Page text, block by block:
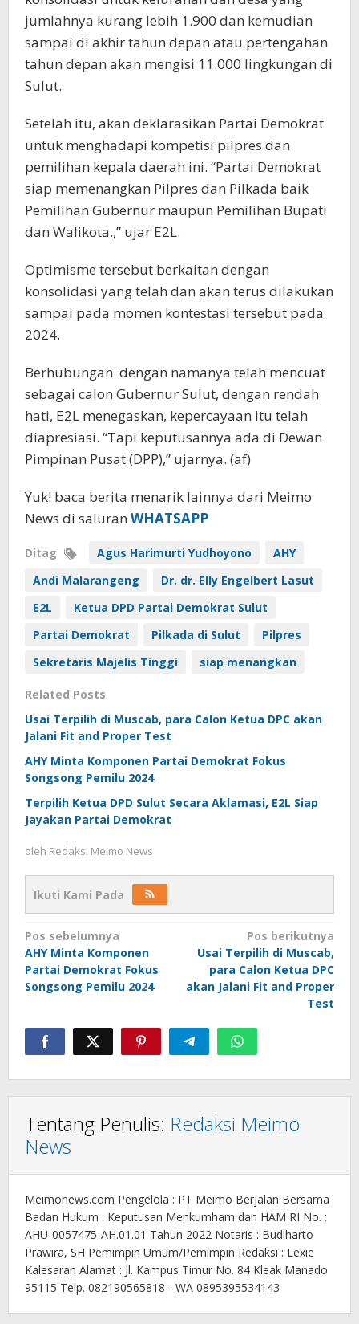
jumlahnya kurang lebih 1.900 dan kemudian
sampai di akhir tahun depan atau pertengahan
tahun depan akan mengisi 11.000 lingkungan di
Sulut.
Setelah itu, akan deklarasikan Partai Demokrat
untuk menghadapi kompetisi pilpres dan
pemilihan kepala daerah ini. “Partai Demokrat
siap memenangkan Pilpres dan Pilkada baik
Pemilihan Gubernur maupun Pemilihan Bupati
dan Walikota.,” ujar E2L.
Optimisme tersebut berkaitan dengan
konsolidasi yang telah dan akan terus dilakukan
sampai pada momen kontestasi tersebut pada
2024.
Berhubungan dengan namanya telah mencuat
sebagai calon Gubernur Sulut, dengan rendah
hati, E2L menegaskan, kepercayaan itu telah
diapresiasi. “Tapi keputusannya ada di Dewan
Pimpinan Pusat (DPP),” ujarnya. (af)
Yuk! baca berita menarik lainnya dari Meimo
News di saluran WHATSAPP
Ditag Agus Harimurti Yudhoyono
AHY
Andi Malarangeng
Dr. dr. Elly Engelbert Lasut
E2L
Ketua DPD Partai Demokrat Sulut
Partai Demokrat
Pilkada di Sulut
Pilpres
Sekretaris Majelis Tinggi
siap menangkan
Related Posts
Usai Terpilih di Muscab, para Calon Ketua DPC akan
Jalani Fit and Proper Test
AHY Minta Komponen Partai Demokrat Fokus
Songsong Pemilu 2024
Terpilih Ketua DPD Sulut Secara Aklamasi, E2L Siap
Jayakan Partai Demokrat
oleh Redaksi Meimo News
Ikuti Kami Pada
Navigasi
pos
Pos sebelumnya
AHY Minta Komponen
Partai Demokrat Fokus
Songsong Pemilu 2024
Pos berikutnya
Usai Terpilih di Muscab,
para Calon Ketua DPC
akan Jalani Fit and Proper
Test
Tentang Penulis: Redaksi Meimo
News
Meimonews.com Pengelola : PT Meimo Berjalan Bersama
Badan Hukum : Keputusan Menkumham dan HAM RI No. :
AHU-0057475-AH.01.01 Tahun 2022 Notaris : Budiharto
Prawira, SH Pemimpin Umum/Pemimpin Redaksi : Lexie
Kalesaran Alamat : Jl. Kampus Timur No. 84 Kleak Manado
95115 Telp. 082190565818 - WA 0895395534143